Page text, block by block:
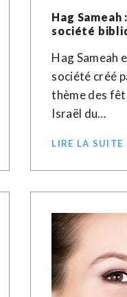
Hag
société
Hag Sameah
société créé
thème des
Israël du…
LIRE LA SUITE